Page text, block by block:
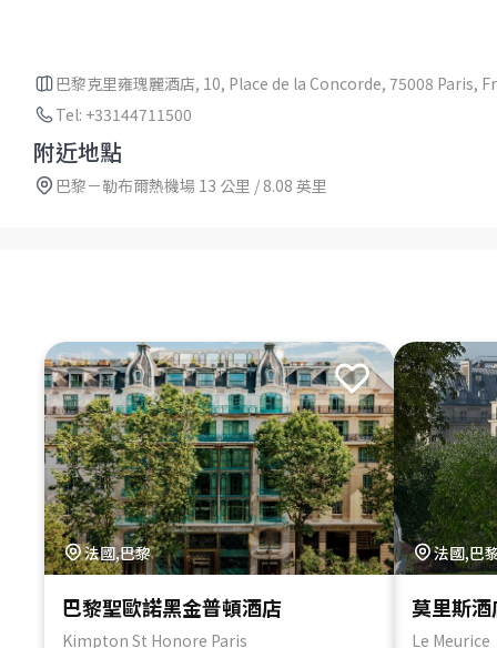
巴黎克里雍瑰麗酒店, 10, Place de la Concorde, 75008 Paris,
Tel: +33144711500
附近地點
巴黎－勒布爾熱機場 13 公里 / 8.08 英里
法國,巴黎
巴黎聖歐諾黑金普頓酒店
Kimpton St Honore Paris
法國,巴
莫里斯酒
Le Meurice